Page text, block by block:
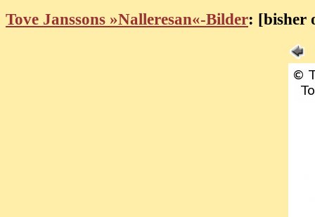
Tove Janssons »Nalleresan«-Bilder: [bisher